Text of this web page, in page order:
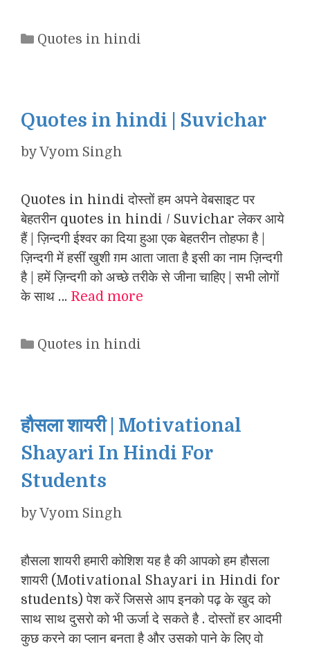
Categories
Quotes in hindi
Quotes in hindi | Suvichar
byVyom Singh
Quotes in hindi दोस्तों हम अपने वेबसाइट पर
बेहतरीन quotes in hindi / Suvichar लेकर आये
हैं | ज़िन्दगी ईश्वर का दिया हुआ एक बेहतरीन तोहफा है |
ज़िन्दगी में हसीं खुशी ग़म आता जाता है इसी का नाम ज़िन्दगी
है | हमें ज़िन्दगी को अच्छे तरीके से जीना चाहिए | सभी लोगों
के साथ … Read more
Categories
Quotes in hindi
हौसला शायरी | Motivational
Shayari In Hindi For
Students
byVyom Singh
हौसला शायरी हमारी कोशिश यह है की आपको हम हौसला
शायरी (Motivational Shayari in Hindi for
students) पेश करें जिससे आप इनको पढ़ के खुद को
साथ साथ दुसरो को भी ऊर्जा दे सकते है . दोस्तों हर आदमी
कुछ करने का प्लान बनता है और उसको पाने के लिए वो